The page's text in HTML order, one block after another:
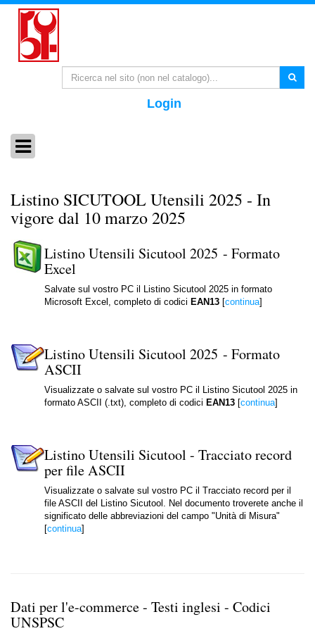
Login
Listino SICUTOOL Utensili 2025 - In
vigore dal 10 marzo 2025
Listino Utensili Sicutool 2025 - Formato
Excel
Salvate sul vostro PC il Listino Sicutool 2025 in formato
Microsoft Excel, completo di codici EAN13 [continua]
Listino Utensili Sicutool 2025 - Formato
ASCII
Visualizzate o salvate sul vostro PC il Listino Sicutool 2025 in
formato ASCII (.txt), completo di codici EAN13 [continua]
Listino Utensili Sicutool - Tracciato record
per file ASCII
Visualizzate o salvate sul vostro PC il Tracciato record per il
file ASCII del Listino Sicutool. Nel documento troverete anche il
significato delle abbreviazioni del campo "Unità di Misura"
[continua]
Dati per l'e-commerce - Testi inglesi - Codici
UNSPSC